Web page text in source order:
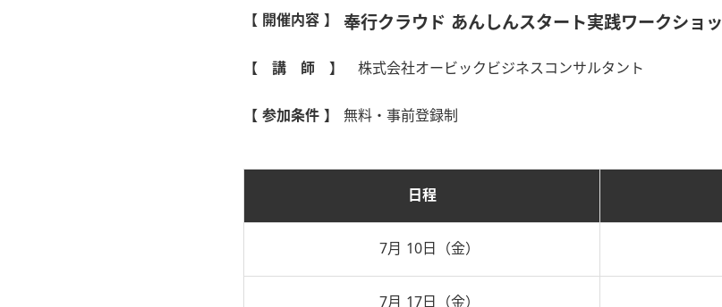
【 開催内容 】 奉行クラウド あんしんスタート実践ワークショ
【 講 師 】 株式会社オービックビジネスコンサルタント
【 参加条件 】 無料・事前登録制
日程
7月 10日（金）
7月 17日（金）